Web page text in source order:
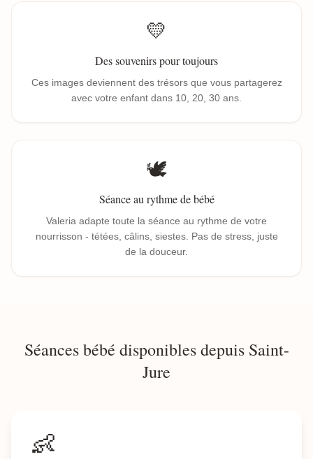
💛
Des souvenirs pour toujours
Ces images deviennent des trésors que vous partagerez
avec votre enfant dans 10, 20, 30 ans.
🕊️
Séance au rythme de bébé
Valeria adapte toute la séance au rythme de votre
nourrisson - tétées, câlins, siestes. Pas de stress, juste
de la douceur.
Séances bébé disponibles depuis Saint-
Jure
👶